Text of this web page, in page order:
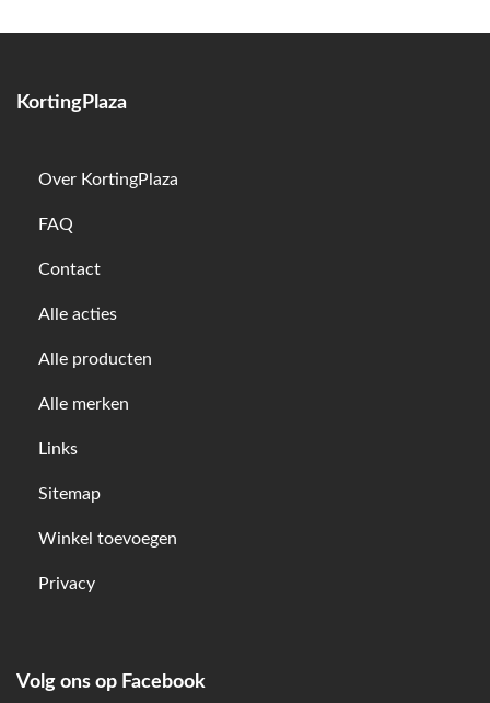
KortingPlaza
Over KortingPlaza
FAQ
Contact
Alle acties
Alle producten
Alle merken
Links
Sitemap
Winkel toevoegen
Privacy
Volg ons op Facebook